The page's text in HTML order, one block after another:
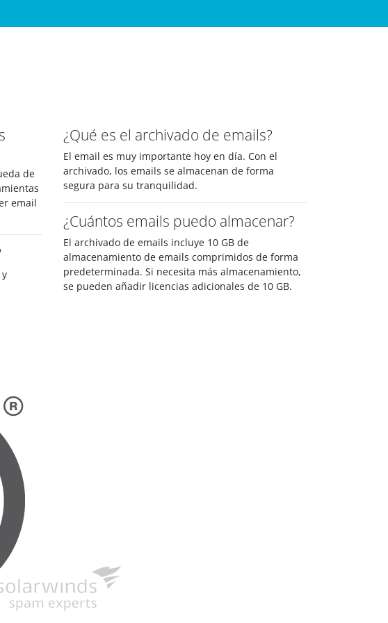
de
email
¿Qué es el archivado de emails?
El email es muy importante hoy en día. Con el
archivado, los emails se almacenan de forma
segura para su tranquilidad.
¿Cuántos emails puedo almacenar?
El archivado de emails incluye 10 GB de
almacenamiento de emails comprimidos de forma
predeterminada. Si necesita más almacenamiento,
se pueden añadir licencias adicionales de 10 GB.